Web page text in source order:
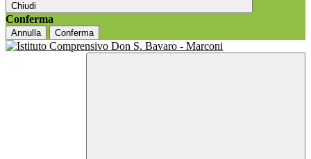
Chiudi
Conferma
Annulla Conferma